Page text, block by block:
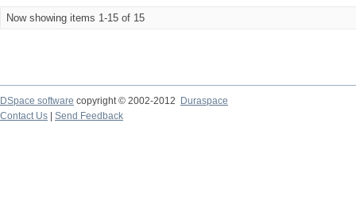
Now showing items 1-15 of 15
DSpace software copyright © 2002-2012
Duraspace
Contact Us
Send Feedback